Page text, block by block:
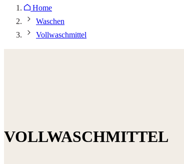
Home
Waschen
Vollwaschmittel
VOLLWASCHMITTEL